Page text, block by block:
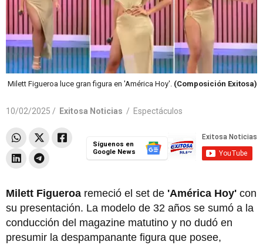
Milett Figueroa luce gran figura en 'América Hoy'. (Composición Exitosa)
10/02/2025 / Exitosa Noticias / Espectáculos
Síguenos en
Google News
Milett Figueroa remeció el set de 'América Hoy' con
su presentación. La modelo de 32 años se sumó a la
conducción del magazine matutino y no dudó en
presumir la despampanante figura que posee,